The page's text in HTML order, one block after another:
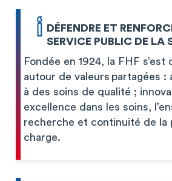
DÉFENDRE ET
SERVICE PUBLIC DE LA
Fondée en 1924, la FHF
autour de valeurs partagées :
à des soins de qualité ;
excellence dans les soins,
recherche et continuité de la
charge.